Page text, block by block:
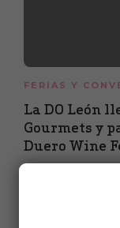
FERIAS Y
La DO León
Gourmets y
Duero Wine